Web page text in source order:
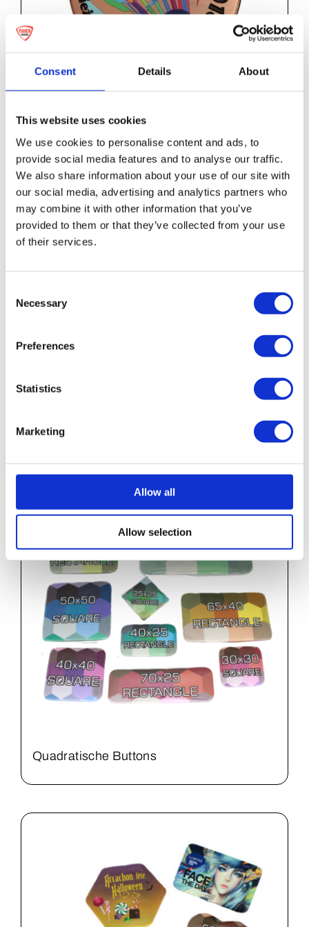
Consent Details About
This website uses cookies
We use cookies to personalise content and ads, to
provide social media features and to analyse our traffic.
We also share information about your use of our site with
our social media, advertising and analytics partners who
may combine it with other information that you’ve
provided to them or that they’ve collected from your use
of their services.
Selection
Necessary
Preferences
Statistics
Marketing
Allow all
Allow selection
Metallmedaille in fester Form
Metallmedaille in eigener Form
Quadratische Buttons